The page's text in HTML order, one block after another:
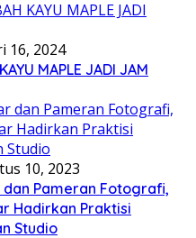
16, 2024
MAPLE JADI JAM
10, 2023
dan Pameran Fotografi,
Hadirkan Praktisi
Studio